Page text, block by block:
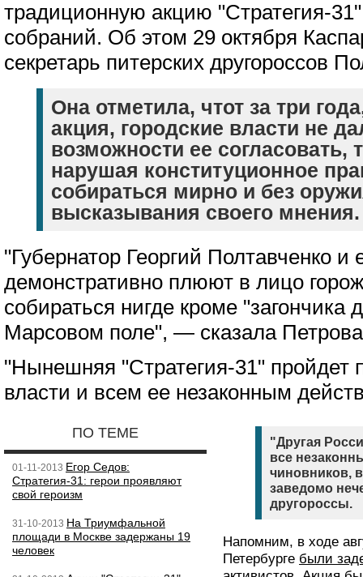
традиционную акцию "Стратегия-
собраний. Об этом 29 октября
секретарь питерских другороссов
Она отметила, чтот за три
акция, городские власти не
возможности ее
нарушая конституционное
собираться мирно и без
высказывания своего
"Губернатор Георгий Полтавченко и
демонстративно плюют в лицо
собираться нигде кроме
Марсовом поле", — сказала
"Нынешняя "Стратегия-31" пройдет
власти и всем ее незаконным
ПО ТЕМЕ
01-11-2013 Егор Седов:
Стратегия-31: герои проявляют
свой героизм
31-10-2013 На Триумфальной
площади в Москве задержаны 19
человек
"Другая
все
чиновников,
заведомо
другороссы.
Напомним, в ходе
Петербурге были